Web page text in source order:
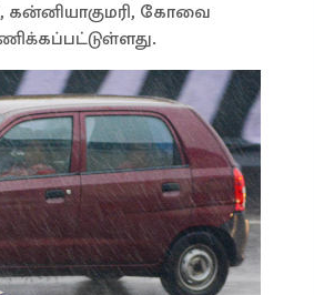
கன்னியாகுமரி, கோவை